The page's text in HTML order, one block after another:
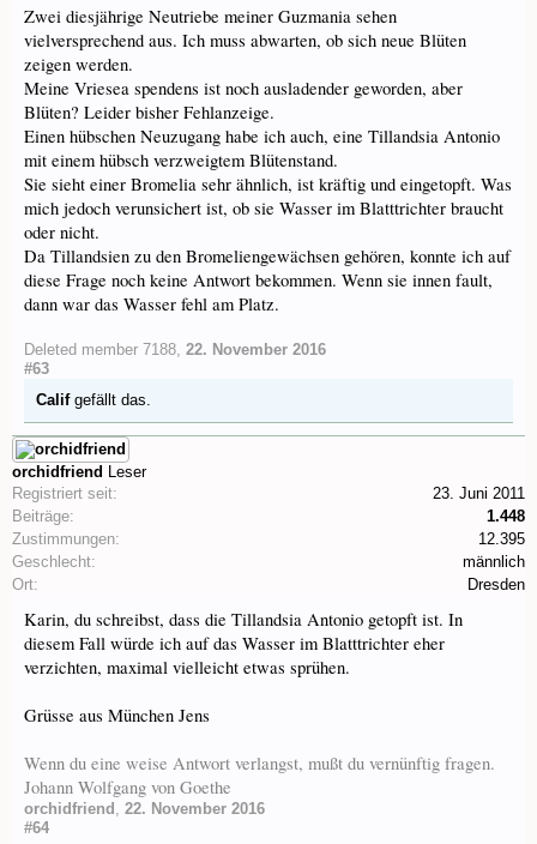
Zwei diesjährige Neutriebe meiner Guzmania sehen
vielversprechend aus. Ich muss abwarten, ob sich neue Blüten
zeigen werden.
Meine Vriesea spendens ist noch ausladender geworden, aber
Blüten? Leider bisher Fehlanzeige.
Einen hübschen Neuzugang habe ich auch, eine Tillandsia Antonio
mit einem hübsch verzweigtem Blütenstand.
Sie sieht einer Bromelia sehr ähnlich, ist kräftig und eingetopft. Was
mich jedoch verunsichert ist, ob sie Wasser im Blatttrichter braucht
oder nicht.
Da Tillandsien zu den Bromeliengewächsen gehören, konnte ich auf
diese Frage noch keine Antwort bekommen. Wenn sie innen fault,
dann war das Wasser fehl am Platz.
Deleted member 7188, 22. November 2016
#63
Califgefällt das.
orchidfriend Leser
Registriert seit:
23. Juni 2011
Beiträge:
1.448
Zustimmungen:
12.395
Geschlecht:
männlich
Ort:
Dresden
Karin, du schreibst, dass die Tillandsia Antonio getopft ist. In
diesem Fall würde ich auf das Wasser im Blatttrichter eher
verzichten, maximal vielleicht etwas sprühen.
Grüsse aus München Jens
Wenn du eine weise Antwort verlangst, mußt du vernünftig fragen.
Johann Wolfgang von Goethe
orchidfriend , 22. November 2016
#64